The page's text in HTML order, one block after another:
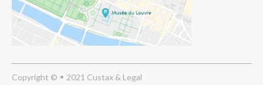
Copyright © 2021 Custax & Legal